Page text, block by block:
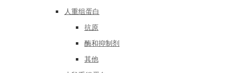
人重组蛋白
抗原
酶和抑制剂
其他